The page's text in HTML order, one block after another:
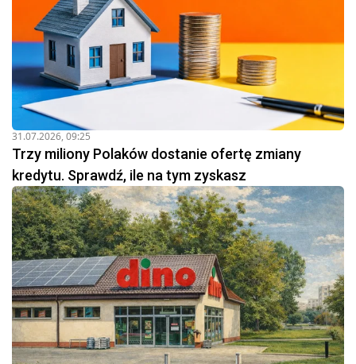
31.07.2026, 09:25
Trzy miliony Polaków dostanie ofertę zmiany
kredytu. Sprawdź, ile na tym zyskasz